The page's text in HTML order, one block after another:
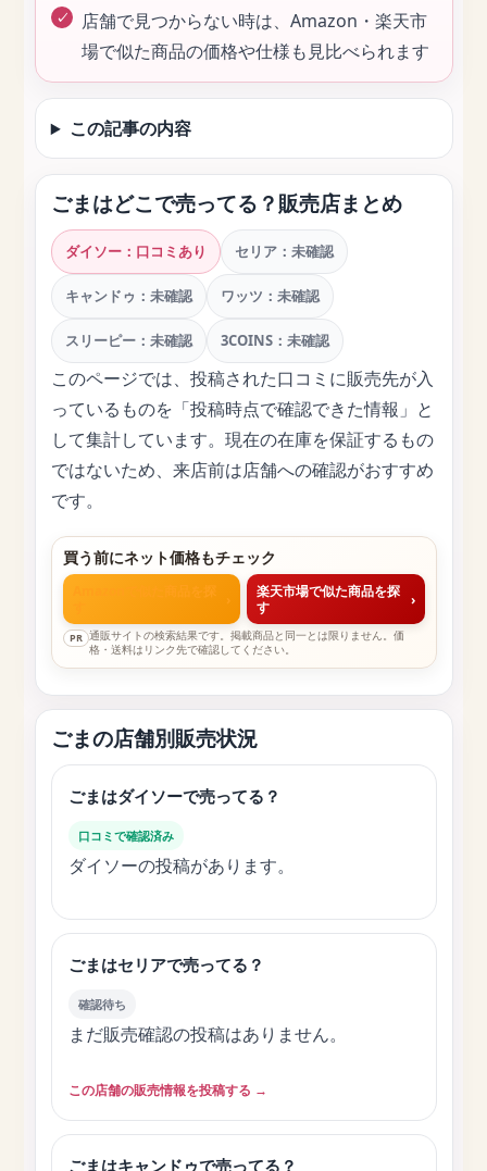
店舗で見つからない時は、Amazon・楽天市
場で似た商品の価格や仕様も見比べられます
この記事の内容
ごまはどこで売ってる？販売店まとめ
ダイソー：口コミあり セリア：未確認
キャンドゥ：未確認 ワッツ：未確認
スリーピー：未確認 3COINS：未確認
このページでは、投稿された口コミに販売先が入
っているものを「投稿時点で確認できた情報」と
して集計しています。現在の在庫を保証するもの
ではないため、来店前は店舗への確認がおすすめ
です。
買う前にネット価格もチェック
›
楽天市場で似た商品を探
す
›
PR 通販サイトの検索結果です。掲載商品と同一とは限りません。価
格・送料はリンク先で確認してください。
ごまの店舗別販売状況
ごまはダイソーで売ってる？
口コミで確認済み
ダイソーの投稿があります。
ごまはセリアで売ってる？
確認待ち
まだ販売確認の投稿はありません。
この店舗の販売情報を投稿する →
ごまはキャンドゥで売ってる？